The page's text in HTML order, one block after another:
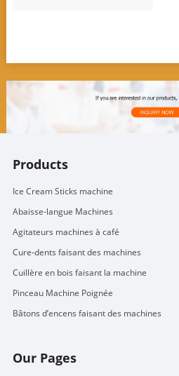
Products
Ice Cream Sticks machine
Abaisse-langue Machines
Agitateurs machines à café
Cure-dents faisant des machines
Cuillère en bois faisant la machine
Pinceau Machine Poignée
Bâtons d’encens faisant des machines
Our Pages